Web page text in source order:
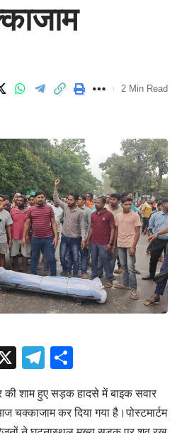
2 Min Read
X Telegram
की शाम हुए सड़क हादसे में बाइक सवार
चक्काजाम कर दिया गया है।पोस्टमार्टम